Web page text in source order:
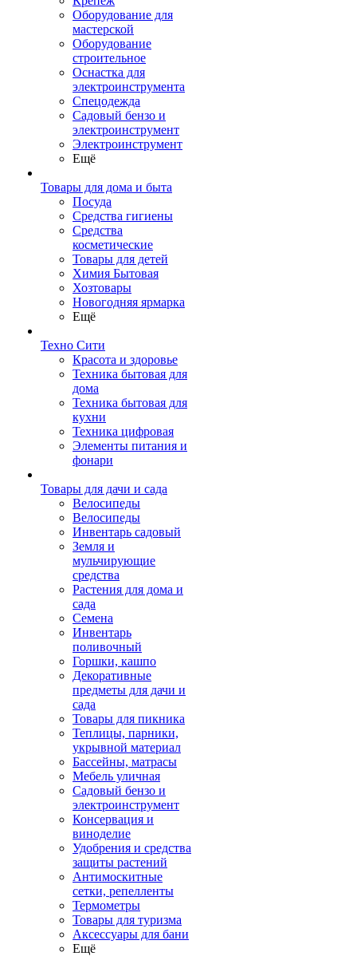
Оборудование для
мастерской
Оборудование
строительное
Оснастка для
электроинструмента
Спецодежда
Садовый бензо и
электроинструмент
Электроинструмент
Ещё
Товары для дома и быта
Посуда
Средства гигиены
Средства
косметические
Товары для детей
Химия Бытовая
Хозтовары
Новогодняя ярмарка
Ещё
Техно Сити
Красота и здоровье
Техника бытовая для
дома
Техника бытовая для
кухни
Техника цифровая
Элементы питания и
фонари
Товары для дачи и сада
Велосипеды
Велосипеды
Инвентарь садовый
Земля и
мульчирующие
средства
Растения для дома и
сада
Семена
Инвентарь
поливочный
Горшки, кашпо
Декоративные
предметы для дачи и
сада
Товары для пикника
Теплицы, парники,
укрывной материал
Бассейны, матрасы
Мебель уличная
Садовый бензо и
электроинструмент
Консервация и
виноделие
Удобрения и средства
защиты растений
Антимоскитные
сетки, репелленты
Термометры
Товары для туризма
Аксессуары для бани
Ещё